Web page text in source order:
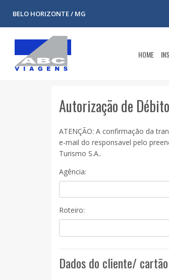
BELO HORIZONTE / MG
HOME
Autorização de Débito
ATENÇÃO: A confirmação da
e-mail do responsavel pelo
Turismo S.A..
Agência:
Roteiro:
Dados do cliente/ cartão